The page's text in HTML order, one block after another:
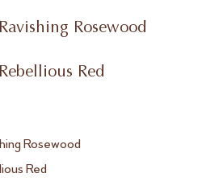
Rosewood
Red
Rosewood
Red